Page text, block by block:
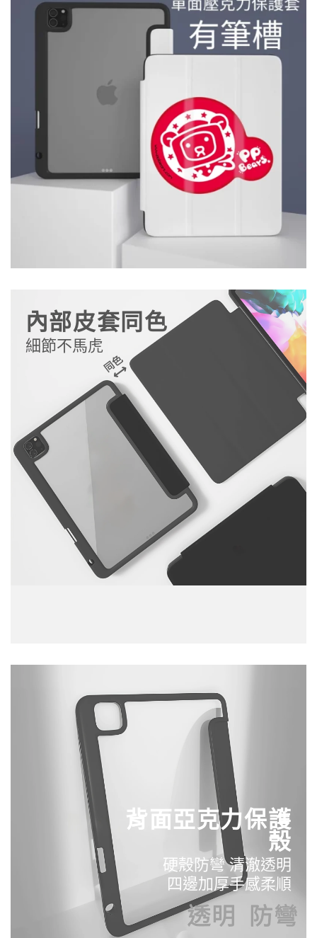
內部皮套同色
細節不馬虎
背面亞克力保護
殼
硬殼防彎 清澈透明
四邊加厚手感柔順